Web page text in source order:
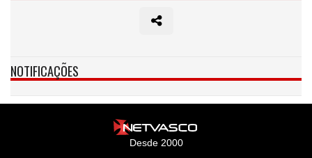
NOTIFICAÇÕES
Desde 2000